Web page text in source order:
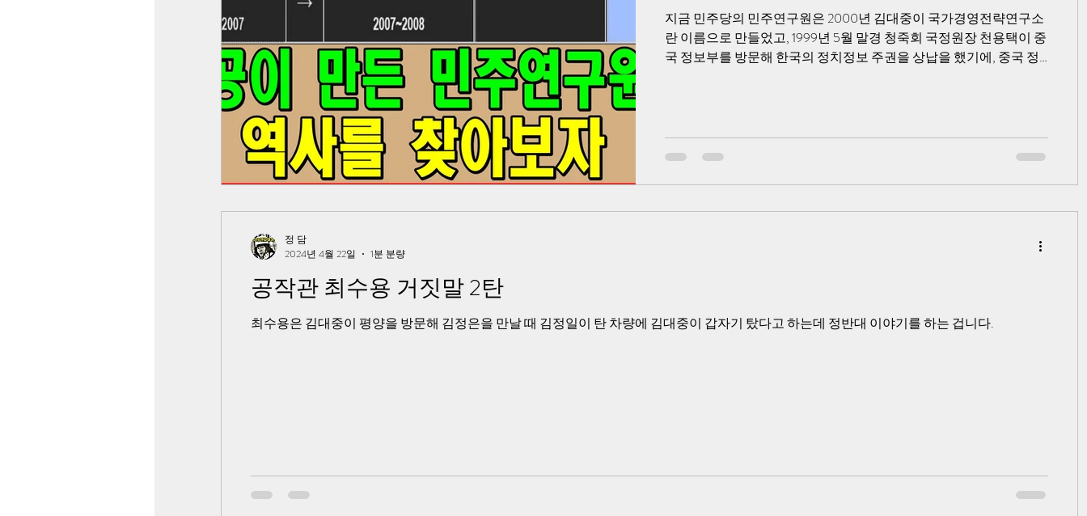
지금 민주당의 민주연구원은 2000년 김대중이 국가경영전략연구소
란 이름으로 만들었고, 1999년 5월 말경 청죽회 국정원장 천용택이 중
국 정보부를 방문해 한국의 정치정보 주권을 상납을 했기에, 중국 정
공작관 최수용 거짓말 2탄
최수용은 김대중이 평양을 방문해 김정은을 만날 때 김정일이 탄 차량에 김대중이 갑자기 탔다고 하는데 정반대 이야기를 하는 겁니다.
정 담
2024년 4월 22일
1분 분량